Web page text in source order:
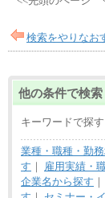
検索をやりなお
他の条件で検索
キーワードで探す
業種・職種・勤
す ｜
雇用実績・
企業名から探す ｜